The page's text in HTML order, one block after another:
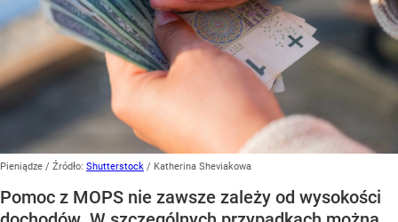
Pieniądze / Źródło: Shutterstock / Katherina Sheviakowa
Pomoc z MOPS nie zawsze zależy od wysokości